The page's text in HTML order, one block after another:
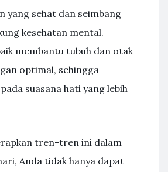
yang sehat dan seimbang
kesehatan mental.
membantu tubuh dan otak
optimal, sehingga
suasana hati yang lebih
tren-tren ini dalam
Anda tidak hanya dapat